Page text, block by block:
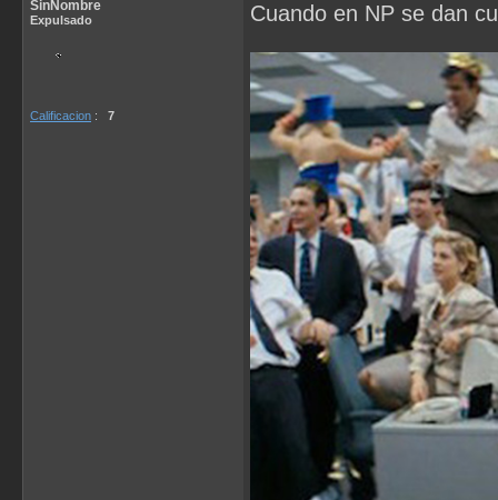
SinNombre
Expulsado
Calificacion : 7
Cuando en NP se dan